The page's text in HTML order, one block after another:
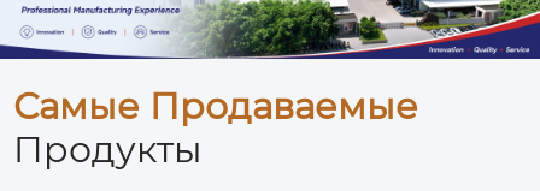
Самые Продаваемые
Продукты